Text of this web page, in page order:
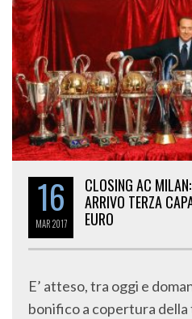
16
MAR2017
CLOSING AC
ARRIVO TERZA
EURO
E’ atteso, tra oggi e
bonifico a copertura della